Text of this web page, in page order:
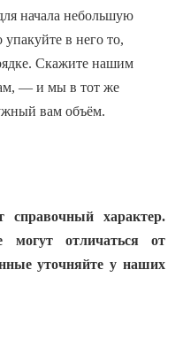
начала небольшую
в него то,
Скажите нашим
— и мы в тот же
вам объём.
характер.
могут отличаться от
уточняйте у наших